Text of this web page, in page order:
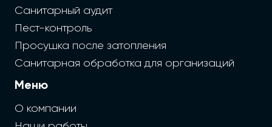
Санитарный аудит
Пест-контроль
Просушка после затопления
Санитарная обработка для организаций
Меню
О компании